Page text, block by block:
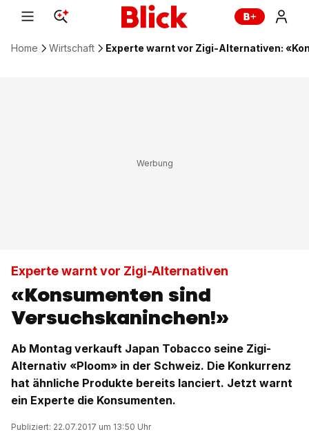
Home Wirtschaft Experte warnt vor Zigi-Alternativen:
Experte warnt vor Zigi-Alternativen
«Konsumenten sind
Versuchskaninchen!»
Ab Montag verkauft Japan Tobacco seine Zigi-
Alternativ «Ploom» in der Schweiz. Die Konkurrenz
hat ähnliche Produkte bereits lanciert. Jetzt warnt
ein Experte die Konsumenten.
Publiziert: 22.07.2017 um 13:50 Uhr